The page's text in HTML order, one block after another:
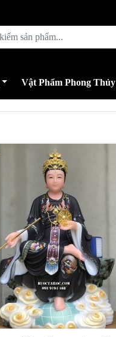
Vật Phẩm Phong Thủy